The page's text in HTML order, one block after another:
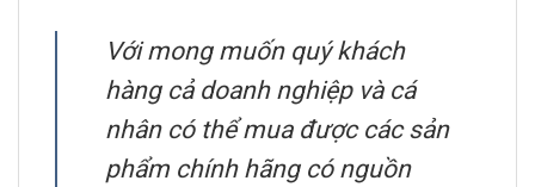
Với mong muốn quý khách
hàng cả doanh nghiệp và cá
nhân có thể mua được các sản
phẩm chính hãng có nguồn